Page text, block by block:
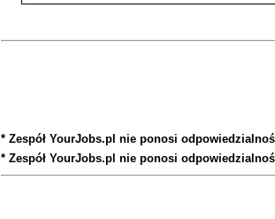
* Zespół YourJobs.pl nie ponosi
* Zespół YourJobs.pl nie ponosi